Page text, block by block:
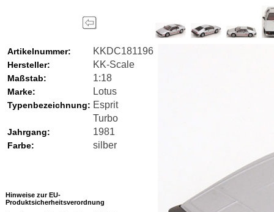
Artikelnummer: KKDC181196
Hersteller: KK-Scale
Maßstab: 1:18
Marke: Lotus
Typenbezeichnung: Esprit
Turbo
Jahrgang: 1981
Farbe: silber
Hinweise zur EU-
Produktsicherheitsverordnung